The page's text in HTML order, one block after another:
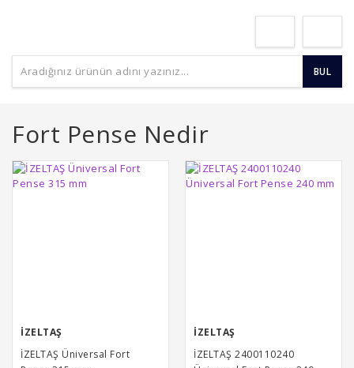
BUL
Fort Pense Nedir
İZELTAŞ
İZELTAŞ Üniversal Fort
İZELTAŞ
İZELTAŞ 2400110240